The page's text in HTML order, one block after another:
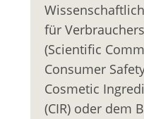
für
(Scientific
Consumer
Cosmetic
(CIR) oder dem